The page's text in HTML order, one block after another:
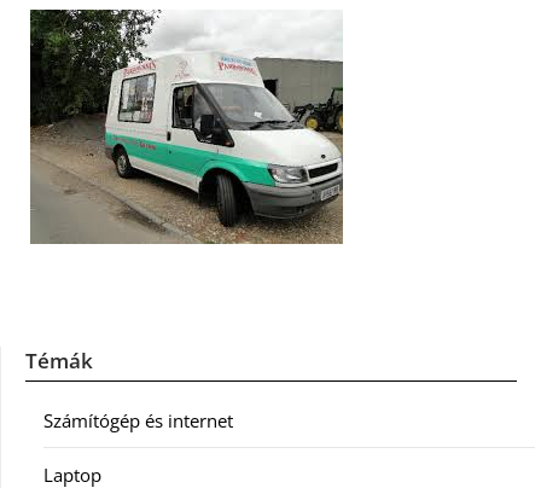
Témák
Számítógép és internet
Laptop